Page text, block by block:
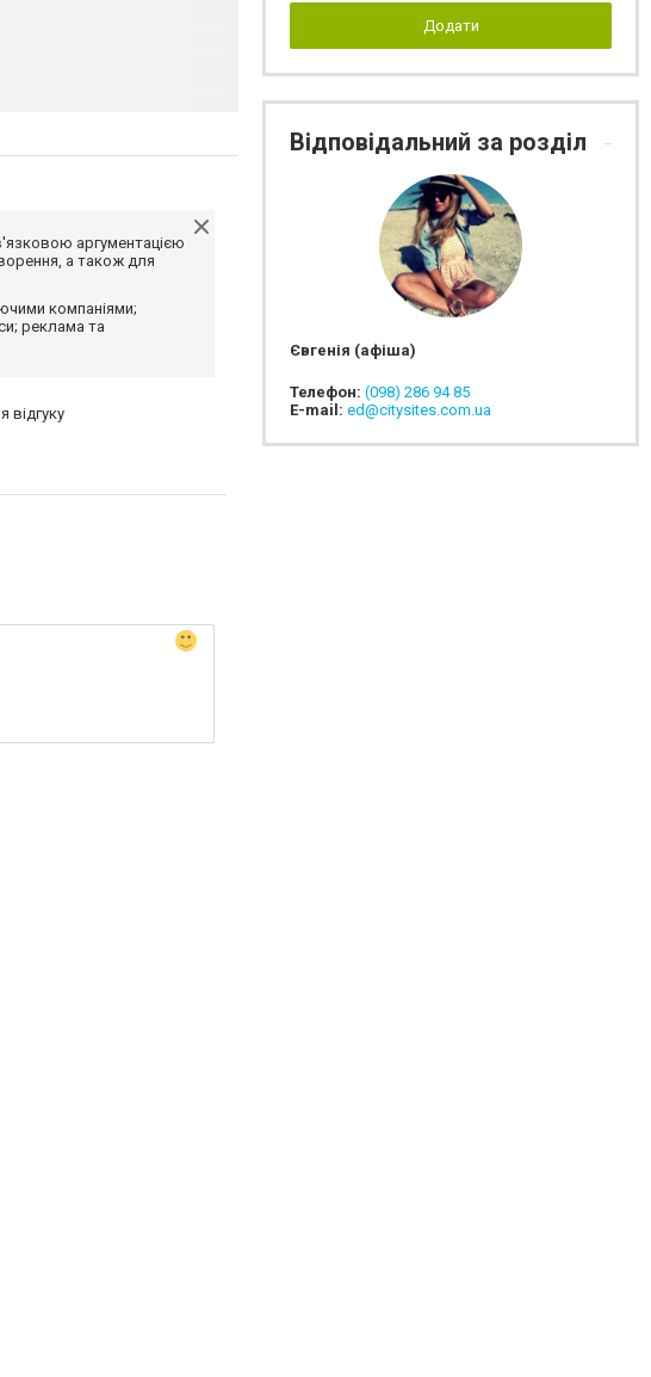
аргументацією
а також для
компаніями;
реклама та
відгуку
Додати
Відповідальний за розділ
Євгенія (афіша)
Телефон: (098) 286 94 85
E-mail: ed@citysites.com.ua